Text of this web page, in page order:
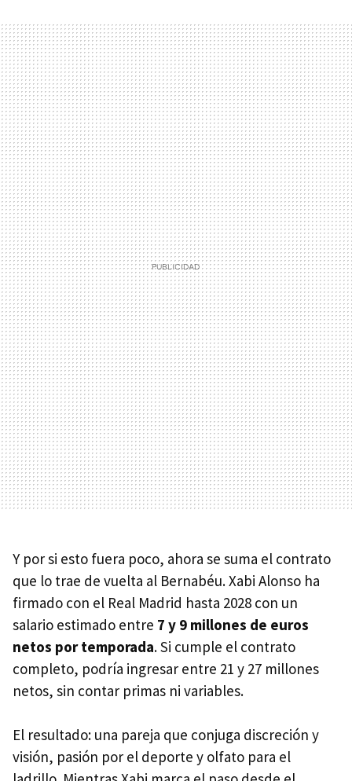
Y por si esto fuera poco, ahora se suma el contrato
que lo trae de vuelta al Bernabéu. Xabi Alonso ha
firmado con el Real Madrid hasta 2028 con un
salario estimado entre 7 y 9 millones de euros
netos por temporada. Si cumple el contrato
completo, podría ingresar entre 21 y 27 millones
netos, sin contar primas ni variables.
El resultado: una pareja que conjuga discreción y
visión, pasión por el deporte y olfato para el